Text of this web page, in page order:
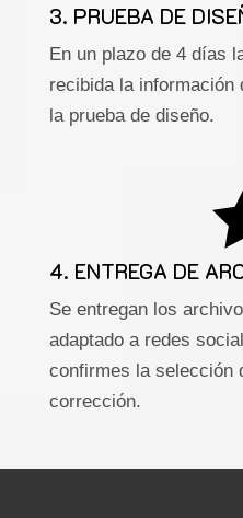
3. PRUEBA DE
En un plazo de 4 días
recibida la información
la prueba de diseño.
4. ENTREGA DE
Se entregan los
adaptado a redes
confirmes la selección
corrección.